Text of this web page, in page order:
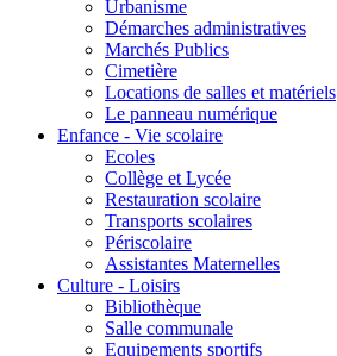
Urbanisme
Démarches administratives
Marchés Publics
Cimetière
Locations de salles et matériels
Le panneau numérique
Enfance - Vie scolaire
Ecoles
Collège et Lycée
Restauration scolaire
Transports scolaires
Périscolaire
Assistantes Maternelles
Culture - Loisirs
Bibliothèque
Salle communale
Equipements sportifs